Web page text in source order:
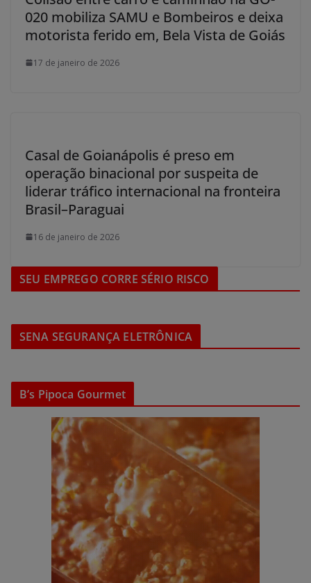
020 mobiliza SAMU e Bombeiros e deixa
motorista ferido em, Bela Vista de Goiás
17 de janeiro de 2026
Casal de Goianápolis é preso em
operação binacional por suspeita de
liderar tráfico internacional na fronteira
Brasil–Paraguai
16 de janeiro de 2026
SEU EMPREGO CORRE SÉRIO RISCO
SENA SEGURANÇA ELETRÔNICA
B’s Pipoca Gourmet